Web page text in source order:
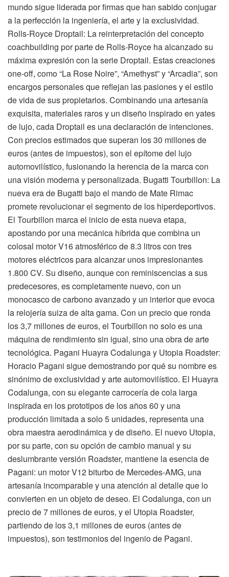
mundo sigue liderada por firmas que han sabido conjugar
a la perfección la ingeniería, el arte y la exclusividad.
Rolls-Royce Droptail: La reinterpretación del concepto
coachbuilding por parte de Rolls-Royce ha alcanzado su
máxima expresión con la serie Droptail. Estas creaciones
one-off, como “La Rose Noire”, “Amethyst” y “Arcadia”, son
encargos personales que reflejan las pasiones y el estilo
de vida de sus propietarios. Combinando una artesanía
exquisita, materiales raros y un diseño inspirado en yates
de lujo, cada Droptail es una declaración de intenciones.
Con precios estimados que superan los 30 millones de
euros (antes de impuestos), son el epítome del lujo
automovilístico, fusionando la herencia de la marca con
una visión moderna y personalizada. Bugatti Tourbillon: La
nueva era de Bugatti bajo el mando de Mate Rimac
promete revolucionar el segmento de los hiperdeportivos.
El Tourbillon marca el inicio de esta nueva etapa,
apostando por una mecánica híbrida que combina un
colosal motor V16 atmosférico de 8.3 litros con tres
motores eléctricos para alcanzar unos impresionantes
1.800 CV. Su diseño, aunque con reminiscencias a sus
predecesores, es completamente nuevo, con un
monocasco de carbono avanzado y un interior que evoca
la relojería suiza de alta gama. Con un precio que ronda
los 3,7 millones de euros, el Tourbillon no solo es una
máquina de rendimiento sin igual, sino una obra de arte
tecnológica. Pagani Huayra Codalunga y Utopia Roadster:
Horacio Pagani sigue demostrando por qué su nombre es
sinónimo de exclusividad y arte automovilístico. El Huayra
Codalunga, con su elegante carrocería de cola larga
inspirada en los prototipos de los años 60 y una
producción limitada a solo 5 unidades, representa una
obra maestra aerodinámica y de diseño. El nuevo Utopia,
por su parte, con su opción de cambio manual y su
deslumbrante versión Roadster, mantiene la esencia de
Pagani: un motor V12 biturbo de Mercedes-AMG, una
artesanía incomparable y una atención al detalle que lo
convierten en un objeto de deseo. El Codalunga, con un
precio de 7 millones de euros, y el Utopia Roadster,
partiendo de los 3,1 millones de euros (antes de
impuestos), son testimonios del ingenio de Pagani.